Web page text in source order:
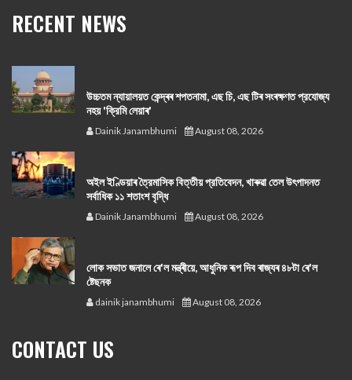
RECENT NEWS
উচ্চতম ন্যায়ালয়ত কেন্দ্ৰৰ শপতনামা, এছ চি, এছ টিৰ সংৰক্ষণত প্রযোজ্য
নহয় 'ক্রিমি লেয়াৰ'
Dainik Janambhumi August 08, 2026
অইল ইণ্ডিয়াৰ ত্রৈমাসিক বিত্তীয় প্রতিবেদন, খাৰুৱা তেল উৎপাদনত
সর্বাধিক ১১ শতাংশ বৃদ্ধি
Dainik Janambhumi August 08, 2026
লোক সভাত জনালে ৰে'ল মন্ত্ৰীয়ে, আধুনিক ৰূপ দিব ৰাজ্যৰ ৪৮টা ৰে'ল
ষ্টেছনক
dainik janambhumi August 08, 2026
CONTACT US